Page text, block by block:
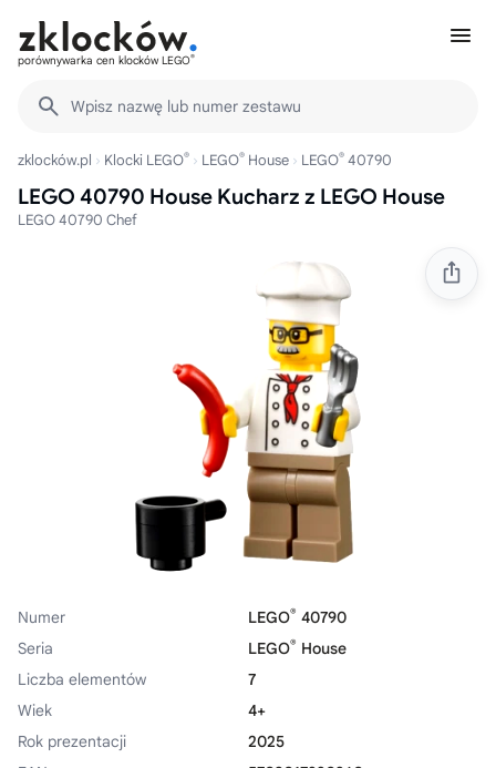
porównywarka cen klocków LEGO®
Wpisz nazwę lub numer zestawu
zklocków.pl Klocki LEGO® LEGO® House LEGO® 40790
LEGO 40790 House Kucharz z LEGO House
LEGO 40790 Chef
Numer LEGO® 40790
Seria
LEGO® House
Liczba elementów
7
Wiek
4+
Rok prezentacji
2025